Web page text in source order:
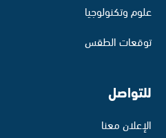
علوم وتكنولوجيا
توقعات الطقس
للتواصل
الإعلان معنا